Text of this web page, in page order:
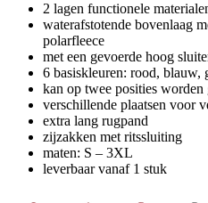
2 lagen functionele
waterafstotende bovenlaag
polarfleece
met een gevoerde hoog
6 basiskleuren: rood,
kan op twee posities worden
verschillende plaatsen voor
extra lang rugpand
zijzakken met ritssluiting
maten: S – 3XL
leverbaar vanaf 1 stuk